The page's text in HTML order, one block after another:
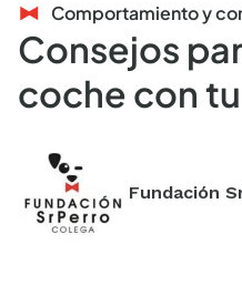
Comportamiento y
Consejos
coche con
Fundación